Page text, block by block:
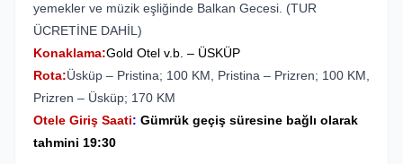
yemekler ve müzik eşliğinde Balkan Gecesi. (TUR
ÜCRETİNE DAHİL)
Konaklama:Gold Otel v.b. – ÜSKÜP
Rota:Üsküp – Pristina; 100 KM, Pristina – Prizren; 100 KM,
Prizren – Üsküp; 170 KM
Otele Giriş Saati: Gümrük geçiş süresine bağlı olarak
tahmini 19:30